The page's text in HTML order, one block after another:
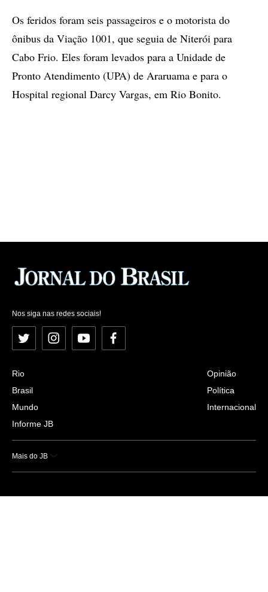
Os feridos foram seis passageiros e o motorista do
ônibus da Viação 1001, que seguia de Niterói para
Cabo Frio. Eles foram levados para a Unidade de
Pronto Atendimento (UPA) de Araruama e para o
Hospital regional Darcy Vargas, em Rio Bonito.
Nos siga nas redes sociais!
Twitter InstagramYouTubeFacebook
Rio
Brasil
Mundo
Informe JB
Opinião
Política
Internacional
Mais do JB
Esportes